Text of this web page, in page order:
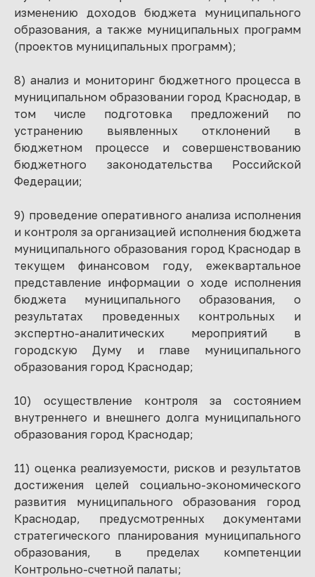
изменению доходов бюджета муниципального
образования, а также муниципальных программ
(проектов муниципальных программ);
8) анализ и мониторинг бюджетного процесса в
муниципальном образовании город Краснодар, в
том числе подготовка предложений по
устранению выявленных отклонений в
бюджетном процессе и совершенствованию
бюджетного законодательства Российской
Федерации;
9) проведение оперативного анализа исполнения
и контроля за организацией исполнения бюджета
муниципального образования город Краснодар в
текущем финансовом году, ежеквартальное
представление информации о ходе исполнения
бюджета муниципального образования, о
результатах проведенных контрольных и
экспертно-аналитических мероприятий в
городскую Думу и главе муниципального
образования город Краснодар;
10) осуществление контроля за состоянием
внутреннего и внешнего долга муниципального
образования город Краснодар;
11) оценка реализуемости, рисков и результатов
достижения целей социально-экономического
развития муниципального образования город
Краснодар, предусмотренных документами
стратегического планирования муниципального
образования, в пределах компетенции
Контрольно-счетной палаты;